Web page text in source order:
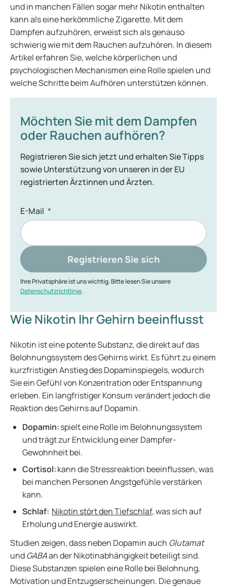
und in manchen Fällen sogar mehr Nikotin enthalten
kann als eine herkömmliche Zigarette. Mit dem
Dampfen aufzuhören, erweist sich als genauso
schwierig wie mit dem Rauchen aufzuhören. In diesem
Artikel erfahren Sie, welche körperlichen und
psychologischen Mechanismen eine Rolle spielen und
welche Schritte beim Aufhören unterstützen können.
Möchten Sie mit dem Dampfen
oder Rauchen aufhören?
Registrieren Sie sich jetzt und erhalten Sie Tipps
sowie Unterstützung von unseren in der EU
registrierten Ärztinnen und Ärzten.
E-Mail *
Registrieren Sie sich
Ihre Privatsphäre ist uns wichtig. Bitte lesen Sie unsere
Datenschutzrichtlinie.
Wie Nikotin Ihr Gehirn beeinflusst
Nikotin ist eine potente Substanz, die direkt auf das
Belohnungssystem des Gehirns wirkt. Es führt zu einem
kurzfristigen Anstieg des Dopaminspiegels, wodurch
Sie ein Gefühl von Konzentration oder Entspannung
erleben. Ein langfristiger Konsum verändert jedoch die
Reaktion des Gehirns auf Dopamin.
Dopamin:spielt eine Rolle im Belohnungssystem
und trägt zur Entwicklung einer Dampfer-
Gewohnheit bei.
Cortisol:kann die Stressreaktion beeinflussen, was
bei manchen Personen Angstgefühle verstärken
kann.
Schlaf: Nikotin stört den Tiefschlaf, was sich auf
Erholung und Energie auswirkt.
Studien zeigen, dass neben Dopamin auch Glutamat
undGABAan der Nikotinabhängigkeit beteiligt sind.
Diese Substanzen spielen eine Rolle bei Belohnung,
Motivation und Entzugserscheinungen. Die genaue